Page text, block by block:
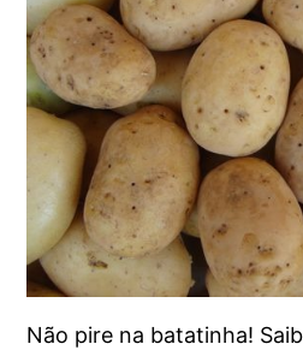
Não pire na batatinha!